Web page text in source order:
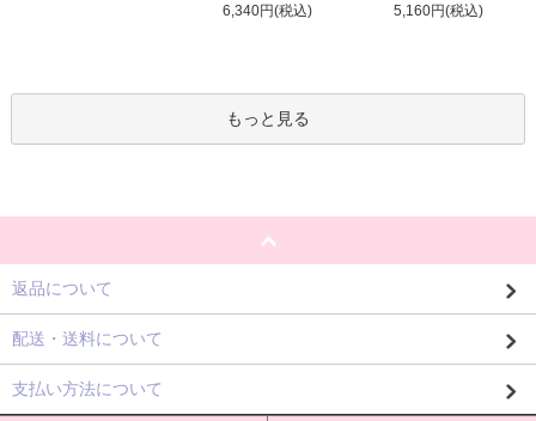
6,340円(税込)
5,160円(税込)
もっと見る
返品について
配送・送料について
支払い方法について